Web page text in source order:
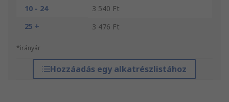
10 - 24
3 540 Ft
25 +
3 476 Ft
*irányár
Hozzáadás egy alkatrészlistához